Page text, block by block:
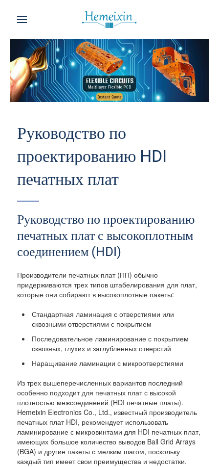
Руководство по
проектированию HDI
печатных плат
Руководство по проектированию
печатных плат с высокоплотным
соединением (HDI)
Производители печатных плат (ПП) обычно
придерживаются трех типов штабелирования для плат,
которые они собирают в высокоплотные пакеты:
Стандартная ламинация с отверстиями или
сквозными отверстиями с покрытием
Последовательное ламинирование с покрытием
сквозных, глухих и заглубленных отверстий
Наращивание ламинации с микроотверстиями
Из трех вышеперечисленных вариантов последний
особенно подходит для печатных плат с высокой
плотностью межсоединений (HDI печатные платы).
Hemeixin Electronics Co., Ltd., известный производитель
печатных плат HDI, рекомендует использовать
ламинирование с микровинтами для HDI печатных плат,
имеющих большое количество выводов Ball Grid Arrays
(BGA) и другие пакеты с мелким шагом, поскольку
каждый тип имеет свои преимущества и недостатки.